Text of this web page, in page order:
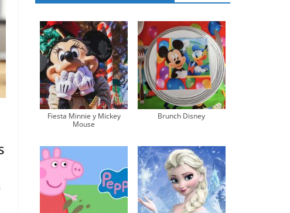
Fiesta Minnie y Mickey
Mouse
Brunch Disney